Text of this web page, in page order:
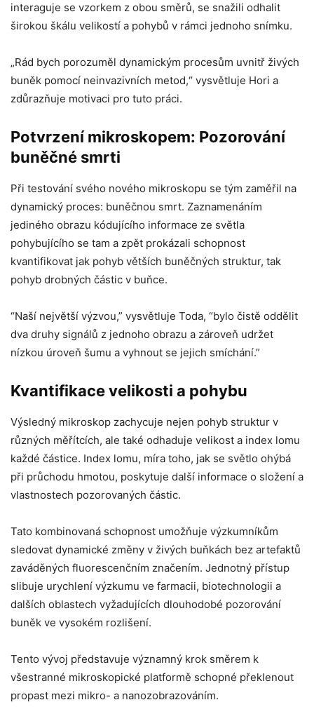
interaguje se vzorkem z obou směrů, se snažili odhalit
širokou škálu velikostí a pohybů v rámci jednoho snímku.
„Rád bych porozuměl dynamickým procesům uvnitř živých
buněk pomocí neinvazivních metod,“ vysvětluje Hori a
zdůrazňuje motivaci pro tuto práci.
Potvrzení mikroskopem: Pozorování
buněčné smrti
Při testování svého nového mikroskopu se tým zaměřil na
dynamický proces: buněčnou smrt. Zaznamenáním
jediného obrazu kódujícího informace ze světla
pohybujícího se tam a zpět prokázali schopnost
kvantifikovat jak pohyb větších buněčných struktur, tak
pohyb drobných částic v buňce.
“Naší největší výzvou,” vysvětluje Toda, “bylo čistě oddělit
dva druhy signálů z jednoho obrazu a zároveň udržet
nízkou úroveň šumu a vyhnout se jejich smíchání.”
Kvantifikace velikosti a pohybu
Výsledný mikroskop zachycuje nejen pohyb struktur v
různých měřítcích, ale také odhaduje velikost a index lomu
každé částice. Index lomu, míra toho, jak se světlo ohýbá
při průchodu hmotou, poskytuje další informace o složení a
vlastnostech pozorovaných částic.
Tato kombinovaná schopnost umožňuje výzkumníkům
sledovat dynamické změny v živých buňkách bez artefaktů
zaváděných fluorescenčním značením. Jednotný přístup
slibuje urychlení výzkumu ve farmacii, biotechnologii a
dalších oblastech vyžadujících dlouhodobé pozorování
buněk ve vysokém rozlišení.
Tento vývoj představuje významný krok směrem k
všestranné mikroskopické platformě schopné překlenout
propast mezi mikro- a nanozobrazováním.